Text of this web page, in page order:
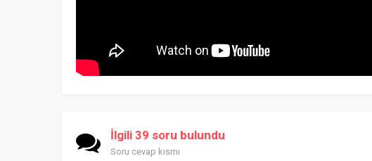
İlgili 39 soru bulundu
Soru cevap kısmı